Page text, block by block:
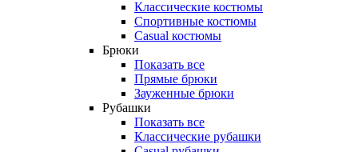
Классические костюмы
Спортивные костюмы
Casual костюмы
Брюки
Показать все
Прямые брюки
Зауженные брюки
Рубашки
Показать все
Классические рубашки